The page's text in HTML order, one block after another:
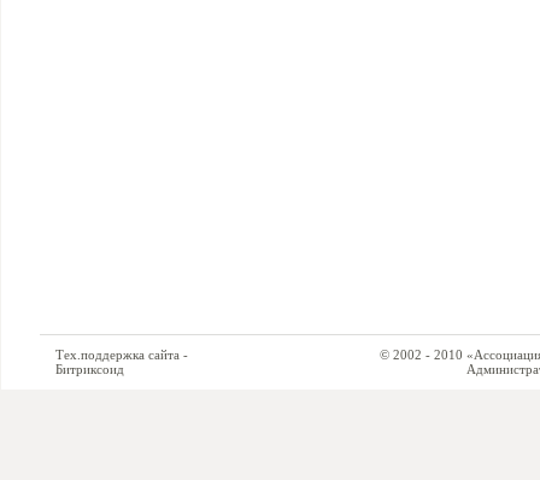
Тех.поддержка сайта -
Битриксоид
© 2002 - 2010 «Ассоциация